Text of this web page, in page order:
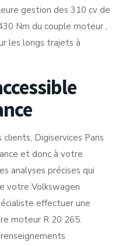
gestion des 310 cv de
Nm du couple moteur ,
les longs trajets à
Digiservices Paris
et donc à votre
analyses précises qui
votre Volkswagen
effectuer une
moteur R 20 265.